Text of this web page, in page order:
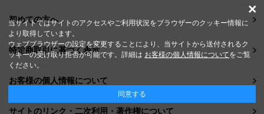
当サイトではサイトのアクセスやご利用状況をブラウザーのクッキー情報に
より取得しています。
ウェブブラウザーの設定を変更することにより、当サイトから送付されるク
ッキーの受け取り拒否が可能です。詳細は お客様の個人情報についてをご覧
ください。
同意する
×
初めての方へ
特定商取引に基づく表示
お客様の個人情報について
サイトのリンク・二次利用・著作権について